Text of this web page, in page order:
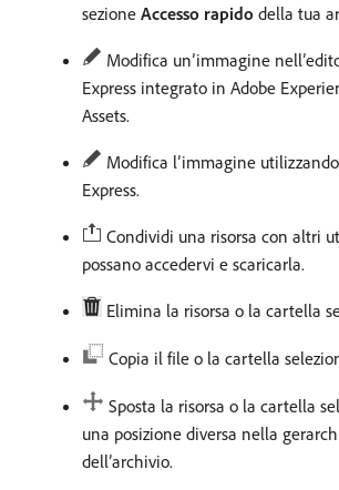
sezione Accesso rapido della tua
Modifica un’immagine
Express integrato in Adobe
Assets.
Modifica l’immagine
Express.
Condividi una risorsa con altri
possano accedervi e scaricarla.
Elimina la risorsa o la cartella
Copia il file o la cartella
Sposta la risorsa o la cartella
una posizione diversa nella
dell’archivio.